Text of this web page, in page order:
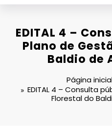
EDITAL 4 –
Plano de
Baldio de
Página
EDITAL 4 – Consulta
Florestal do